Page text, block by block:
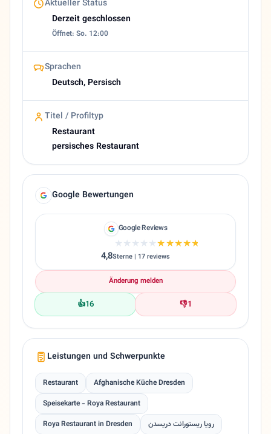
Aktueller Status
Derzeit geschlossen
Öffnet: So. 12:00
Sprachen
Deutsch, Persisch
Titel / Profiltyp
Restaurant
persisches Restaurant
Google Bewertungen
Google Reviews
★★★★★★★★★★
4,8Sterne | 17 reviews
Änderung melden
👍16 👎1
Leistungen und Schwerpunkte
Restaurant
Afghanische Küche Dresden
Speisekarte - Roya Restaurant
Roya Restaurant in Dresden
رويا ريستورانت دريسدن